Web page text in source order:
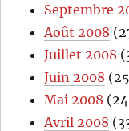
Septembre
Août 2008
Juillet 2008
Juin 2008
Mai 2008
Avril 2008